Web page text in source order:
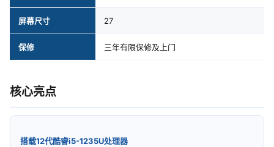
屏幕尺寸 27
保修 三年有限保修及上门
核心亮点
搭载12代酷睿i5-1235U处理器